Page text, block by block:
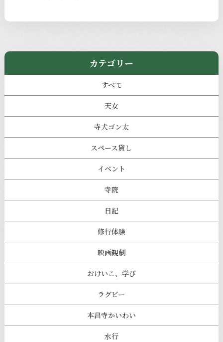
カテゴリー
すべて
天女
寺犬ゴン太
スペース貸し
イベント
寺院
日記
修行体験
映画観劇
おけいこ、学び
ラグビー
本昌寺かいわい
水行